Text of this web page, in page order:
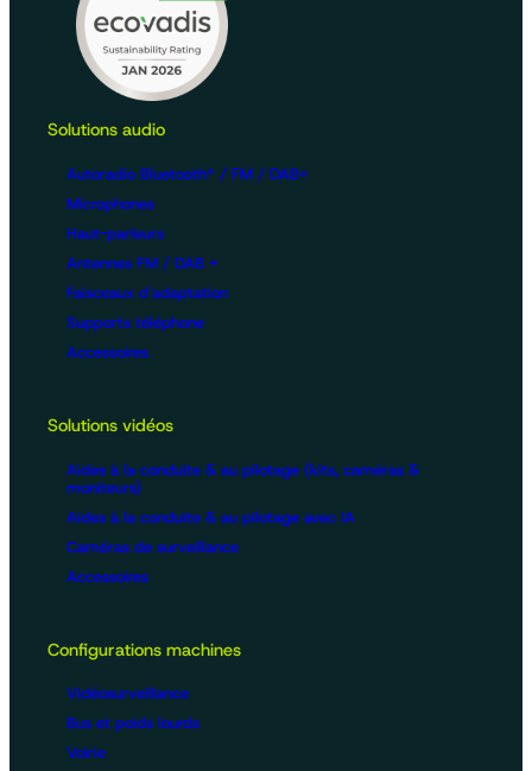
Solutions audio
Autoradio Bluetooth® / FM / DAB+
Microphones
Haut-parleurs
Antennes FM / DAB +
Faisceaux d'adaptation
Supports téléphone
Accessoires
Solutions vidéos
Aides à la conduite & au pilotage (kits, caméras &
moniteurs)
Aides à la conduite & au pilotage avec IA
Caméras de surveillance
Accessoires
Configurations machines
Vidéosurveillance
Bus et poids lourds
Voirie